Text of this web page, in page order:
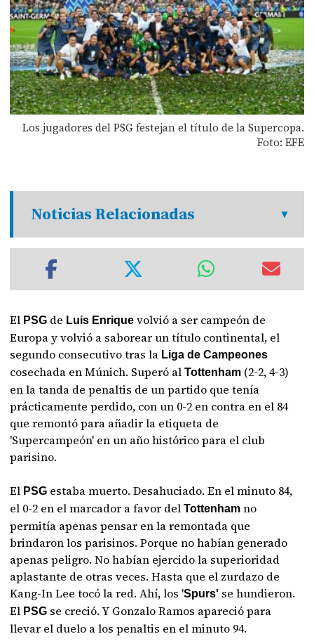
Los jugadores del PSG festejan el título de la Supercopa.
Foto: EFE
Noticias Relacionadas
El PSG de Luis Enrique volvió a ser campeón de
Europa y volvió a saborear un título continental, el
segundo consecutivo tras la Liga de Campeones
cosechada en Múnich. Superó alTottenham (2-2, 4-3)
en la tanda de penaltis de un partido que tenía
prácticamente perdido, con un 0-2 en contra en el 84
que remontó para añadir la etiqueta de
'Supercampeón' en un año histórico para el club
parisino.
El PSG estaba muerto. Desahuciado. En el minuto 84,
el 0-2 en el marcador a favor delTottenhamno
permitía apenas pensar en la remontada que
brindaron los parisinos. Porque no habían generado
apenas peligro. No habían ejercido la superioridad
aplastante de otras veces. Hasta que el zurdazo de
Kang-In Lee tocó la red. Ahí, los 'Spurs' se hundieron.
El PSG se creció. Y Gonzalo Ramos apareció para
llevar el duelo a los penaltis en el minuto 94.